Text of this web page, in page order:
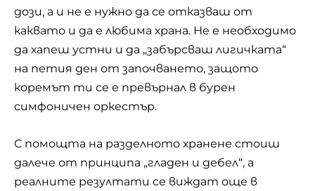
дози, а и не е нужно да се отказваш от
каквато и да е любима храна. Не е необходимо
да хапеш устни и да „забърсваш лигичката“
на петия ден от започването, защото
коремът ти се е превърнал в бурен
симфоничен оркестър.
С помощта на разделното хранене стоиш
далече от принципа „гладен и дебел“, а
реалните резултати се виждат още в